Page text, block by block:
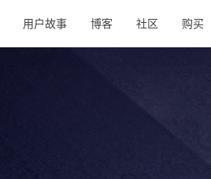
用户故事 博客 社区 购买